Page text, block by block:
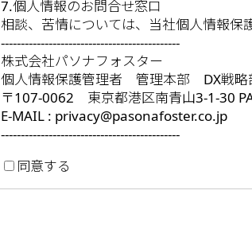
7.個人情報のお問合せ窓口
相談、苦情については、当社個人情報保
---------------------------------------------
株式会社パソナフォスター
個人情報保護管理者 管理本部 DX戦略
〒107-0062 東京都港区南青山3-1-30
E-MAIL : privacy@pasonafoster.co.jp
---------------------------------------------
同意する